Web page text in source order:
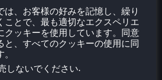
は、お客様の好みを記憶し、繰り
ことで、最も適切なエクスペリエ
クッキーを使用しています。同意
と、すべてのクッキーの使用に同
しないでください.